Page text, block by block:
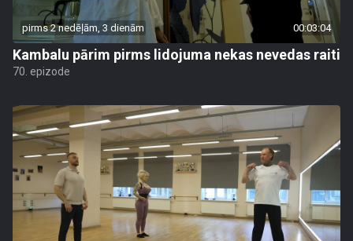
pirms 2 nedēļām, 3 dienām 00:03:04
Kambalu pārim pirms lidojuma nekas nevedas raiti
70. epizode